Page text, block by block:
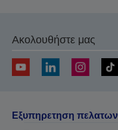
Ακολουθήστε μας
Εξυπηρετηση πελατων